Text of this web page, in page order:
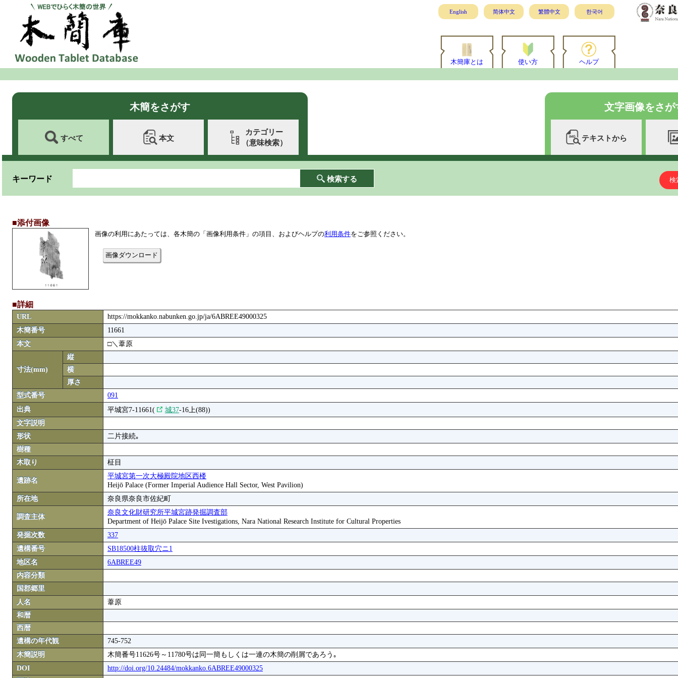
English 简体中文 繁體中文 한국어
木簡庫とは 使い方 ヘルプ
木簡をさがす
すべて 本文
カテゴリー
（意味検索）
文字画像をさが
テキストから
キーワード 検索する 検
■添付画像
画像の利用にあたっては、各木簡の「画像利用条件」の項目、およびヘルプの利用条件をご参照ください。
画像ダウンロード
■詳細
URL
https://mokkanko.nabunken.go.jp/ja/6ABREE49000325
木簡番号
11661
本文
□＼葦原
寸法(mm)
縦
横
厚さ
型式番号
091
出典
平城宮7-11661( 城37-16上(88))
文字説明
形状
二片接続｡
樹種
木取り
柾目
遺跡名
平城宮第一次大極殿院地区西楼
Heijō Palace (Former Imperial Audience Hall Sector, West Pavilion)
所在地
奈良県奈良市佐紀町
調査主体
奈良文化財研究所平城宮跡発掘調査部
Department of Heijō Palace Site Ivestigations, Nara National Research Institute for Cultural Properties
発掘次数
337
遺構番号
SB18500柱抜取穴ニ1
地区名
6ABREE49
内容分類
国郡郷里
人名
葦原
和暦
西暦
遺構の年代観
745-752
木簡説明
木簡番号11626号～11780号は同一簡もしくは一連の木簡の削屑であろう｡
DOI
http://doi.org/10.24484/mokkanko.6ABREE49000325